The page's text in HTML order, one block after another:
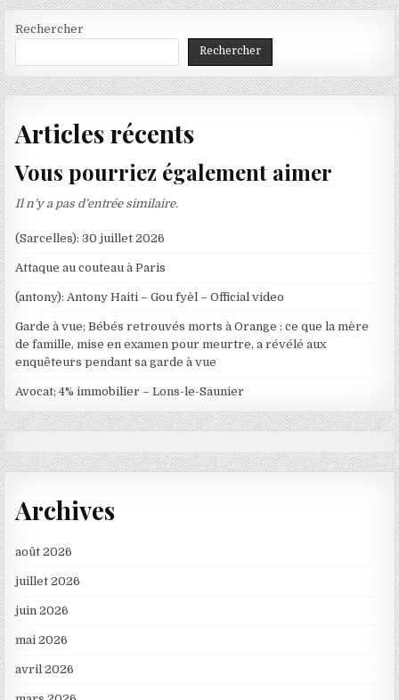
Rechercher
Rechercher
Articles récents
Vous pourriez également aimer
Il n’y a pas d’entrée similaire.
(Sarcelles): 30 juillet 2026
Attaque au couteau à Paris
(antony): Antony Haiti – Gou fyèl – Official video
Garde à vue; Bébés retrouvés morts à Orange : ce que la mère
de famille, mise en examen pour meurtre, a révélé aux
enquêteurs pendant sa garde à vue
Avocat; 4% immobilier – Lons-le-Saunier
Archives
août 2026
juillet 2026
juin 2026
mai 2026
avril 2026